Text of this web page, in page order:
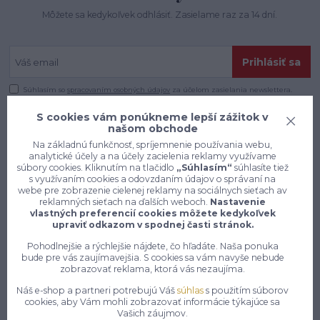
Môžete sa kedykoľvek odhlásiť. Zasielame raz za 14 dní.
Prihlásiť sa
Súhlasím sospracovaním osobných údajov za účelom zasielania newslettera.
Konečne e-shop, kde nemusíte
vyberať medzi kvalitou a cenou,
S cookies vám ponúkneme lepší zážitok v
našom obchode
Na základnú funkčnosť, spríjemnenie používania webu,
analytické účely a na účely zacielenia reklamy využívame
súbory cookies. Kliknutím na tlačidlo „Súhlasím“ súhlasíte tiež
s využívaním cookies a odovzdaním údajov o správaní na
webe pre zobrazenie cielenej reklamy na sociálnych sieťach av
reklamných sieťach na ďalších weboch. Nastavenie
vlastných preferencií cookies môžete kedykoľvek
upraviť odkazom v spodnej časti stránok.
Pohodlnejšie a rýchlejšie nájdete, čo hľadáte. Naša ponuka
bude pre vás zaujímavejšia. S cookies sa vám navyše nebude
zobrazovať reklama, ktorá vás nezaujíma.
Náš e-shop a partneri potrebujú Vášsúhlas s použitím súborov
cookies, aby Vám mohli zobrazovať informácie týkajúce sa
Vašich záujmov.